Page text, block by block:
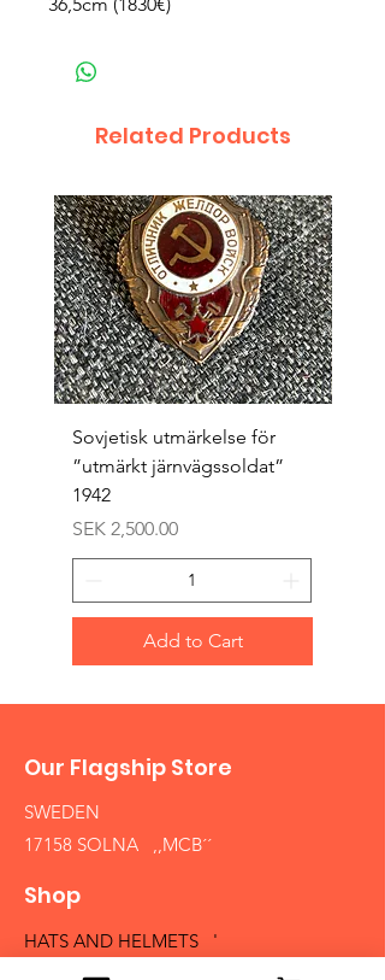
36,5cm (1830€)
Related Products
Sovjetisk utmärkelse för
”utmärkt järnvägssoldat”
1942
Price
SEK 2,500.00
Add to Cart
Our Flagship Store
SWEDEN
17158 SOLNA ,,MCB´´
Shop
HATS AND HELMETS '